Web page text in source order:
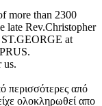
more than 2300
late Rev.Christopher
at
us.
περισσότερες από
ολοκληρωθεί απο